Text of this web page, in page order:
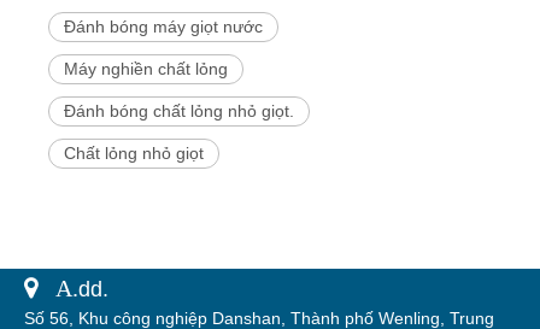
Đánh bóng máy giọt nước
Máy nghiền chất lỏng
Đánh bóng chất lỏng nhỏ giọt.
Chất lỏng nhỏ giọt
 A. dd.
Số 56, Khu công nghiệp Danshan, Thành phố Wenling, Trung